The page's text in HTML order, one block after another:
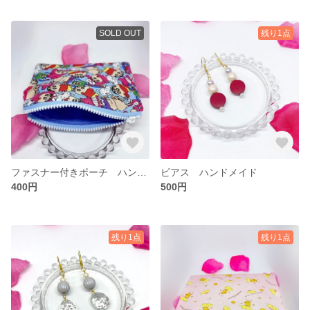
SOLD OUT
400円
残り1点
ピアス ハンドメイド
500円
残り1点 残り1点